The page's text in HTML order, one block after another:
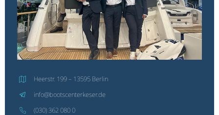
Heerstr. 199 – 13595 Berlin
info@bootscenterkeser.de
(030) 362 080 0